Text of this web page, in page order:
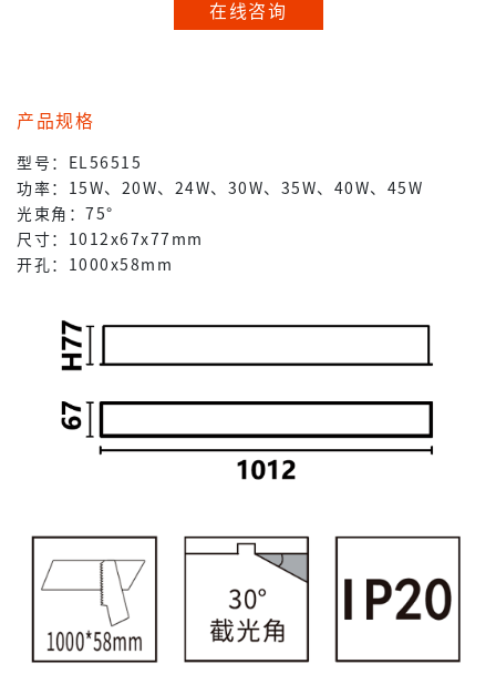
在线咨询
产品规格
型号：EL56515
功率：15W、20W、24W、30W、35W、40W、45W
光束角：75°
尺寸：1012x67x77mm
开孔：1000x58mm